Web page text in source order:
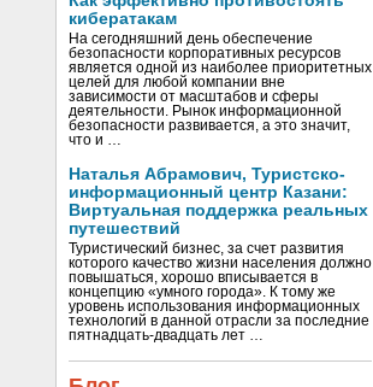
кибератакам
На сегодняшний день обеспечение
безопасности корпоративных ресурсов
является одной из наиболее приоритетных
целей для любой компании вне
зависимости от масштабов и сферы
деятельности. Рынок информационной
безопасности развивается, а это значит,
что и …
Наталья Абрамович, Туристско-
информационный центр Казани:
Виртуальная поддержка реальных
путешествий
Туристический бизнес, за счет развития
которого качество жизни населения должно
повышаться, хорошо вписывается в
концепцию «умного города». К тому же
уровень использования информационных
технологий в данной отрасли за последние
пятнадцать-двадцать лет …